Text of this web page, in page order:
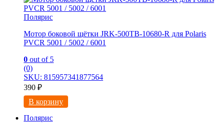
Полярис
Мотор боковой щётки JRK-500TB-10680-R для Polaris
PVCR 5001 / 5002 / 6001
0 out of 5
(0)
SKU: 815957341877564
390 ₽
В корзину
Полярис